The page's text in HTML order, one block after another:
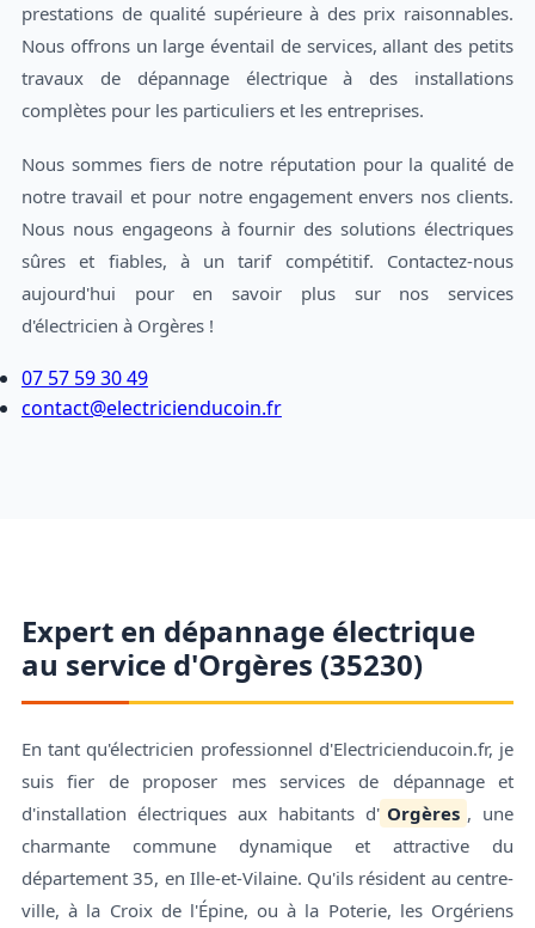
prestations de qualité supérieure à des prix raisonnables.
Nous offrons un large éventail de services, allant des petits
travaux de dépannage électrique à des installations
complètes pour les particuliers et les entreprises.
Nous sommes fiers de notre réputation pour la qualité de
notre travail et pour notre engagement envers nos clients.
Nous nous engageons à fournir des solutions électriques
sûres et fiables, à un tarif compétitif. Contactez-nous
aujourd'hui pour en savoir plus sur nos services
d'électricien à Orgères !
07 57 59 30 49
contact@electricienducoin.fr
Expert en dépannage électrique
au service d'Orgères (35230)
En tant qu'électricien professionnel d'Electricienducoin.fr, je
suis fier de proposer mes services de dépannage et
d'installation électriques aux habitants d' Orgères , une
charmante commune dynamique et attractive du
département 35, en Ille-et-Vilaine. Qu'ils résident au centre-
ville, à la Croix de l'Épine, ou à la Poterie, les Orgériens